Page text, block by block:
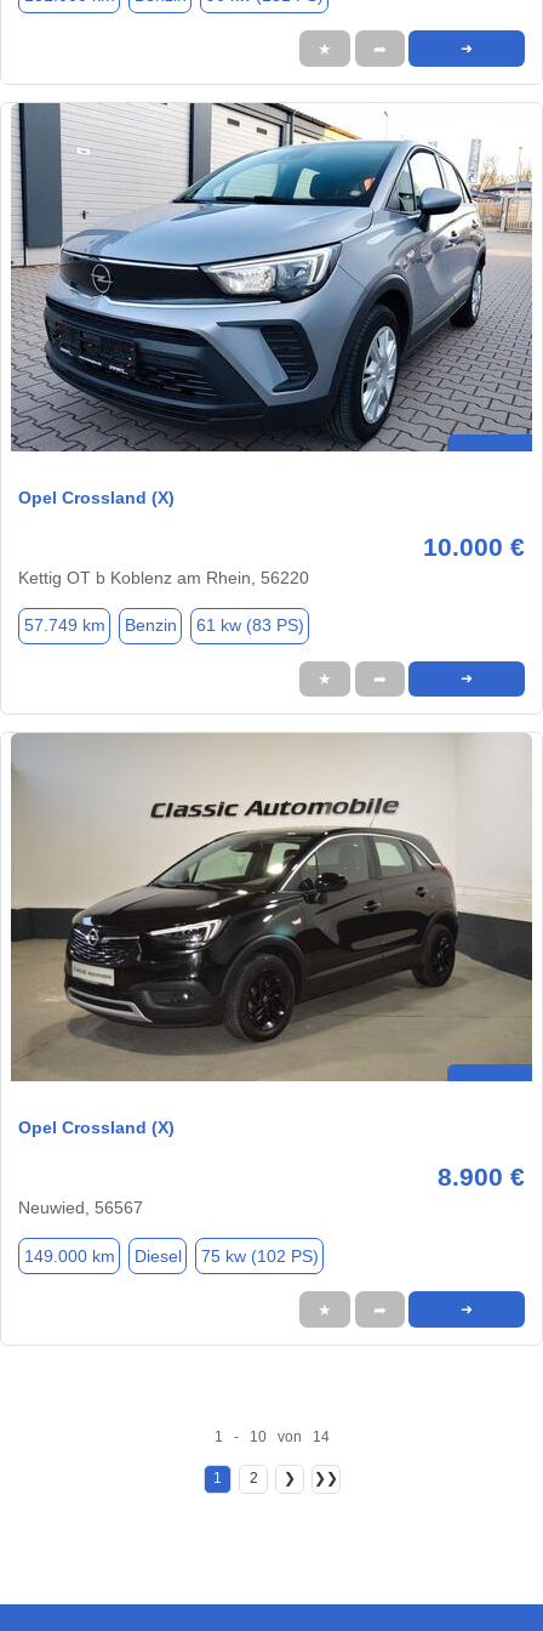
★ ➦ ➜
Opel Crossland (X)
10.000 €
Kettig OT b Koblenz am Rhein, 56220
57.749 km Benzin 61 kw (83 PS)
★ ➦ ➜
Opel Crossland (X)
8.900 €
Neuwied, 56567
149.000 km Diesel 75 kw (102 PS)
★ ➦ ➜
1 - 10 von 14
1 2 ❯ ❯❯